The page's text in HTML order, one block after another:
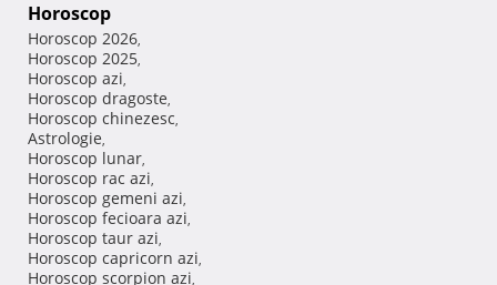
Horoscop
Horoscop 2026,
Horoscop 2025,
Horoscop azi,
Horoscop dragoste,
Horoscop chinezesc,
Astrologie,
Horoscop lunar,
Horoscop rac azi,
Horoscop gemeni azi,
Horoscop fecioara azi,
Horoscop taur azi,
Horoscop capricorn azi,
Horoscop scorpion azi,